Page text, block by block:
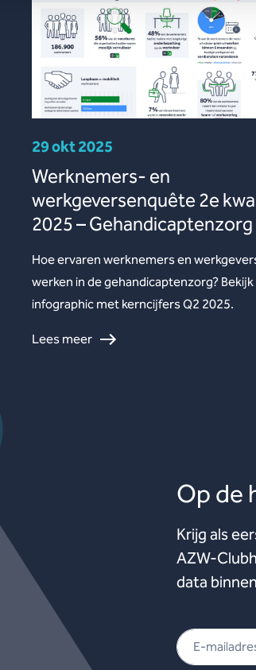
29 okt 2025
Werknemers- en
werkgeversenquête 2e
2025 – Gehandicaptenzorg
Hoe ervaren werknemers en
werken in de gehandicaptenzorg? Bekijk
infographic met kerncijfers Q2 2025.
Lees meer
Op de
Krijg als
AZW-
data